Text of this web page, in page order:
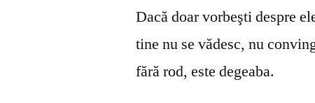
Dacă doar vorbeşti despre
tine nu se vă­desc, nu
fără rod, este degeaba.